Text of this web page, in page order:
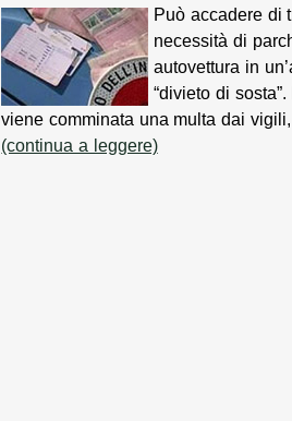
Può accadere di
necessità di
autovettura in
“divieto di
viene comminata una multa dai
(continua a leggere)